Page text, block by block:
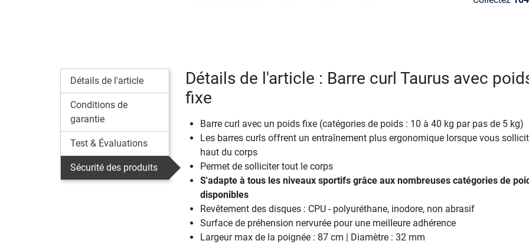
Détails de l'article
Conditions de
garantie
Test & Évaluations
Sécurité des produits
Détails de l'article : Barre curl Taurus avec
fixe
Barre curl avec un poids fixe (catégories de poids : 10 à 40 kg par pas de 5 kg)
Les barres curls offrent un entraînement plus ergonomique lorsque vous
haut du corps
Permet de solliciter tout le corps
S'adapte à tous les niveaux sportifs grâce aux nombreuses catégories de
disponibles
Revêtement des disques : CPU - polyuréthane, inodore, non abrasif
Surface de préhension nervurée pour une meilleure adhérence
Largeur max de la poignée : 87 cm | Diamètre : 32 mm